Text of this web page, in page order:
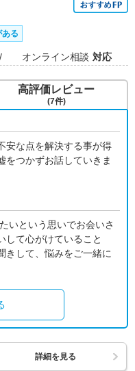
る
オンライン相談 対応
安な点を解決する事が得
をつかずお話していきま
いという思いでお会いさ
して心がけていること
きして、悩みをご一緒に
高評価レビュー
(7件)
詳細を見る